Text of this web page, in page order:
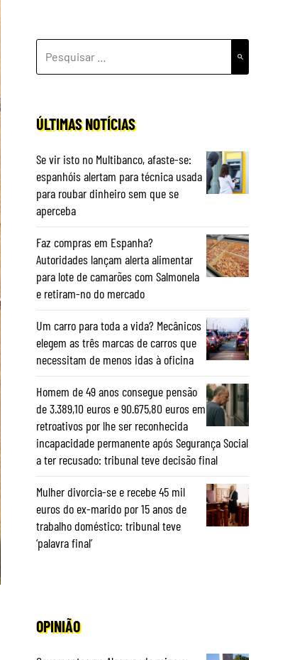
POR:
ÚLTIMAS NOTÍCIAS
Se vir isto no Multibanco, afaste-se:
espanhóis alertam para técnica usada
para roubar dinheiro sem que se
aperceba
Faz compras em Espanha?
Autoridades lançam alerta alimentar
para lote de camarões com Salmonela
e retiram-no do mercado
Um carro para toda a vida? Mecânicos
elegem as três marcas de carros que
necessitam de menos idas à oficina
Homem de 49 anos consegue pensão
de 3.389,10 euros e 90.675,80 euros em
retroativos por lhe ser reconhecida
incapacidade permanente após Segurança Social
a ter recusado: tribunal teve decisão final
Mulher divorcia-se e recebe 45 mil
euros do ex-marido por 15 anos de
trabalho doméstico: tribunal teve
‘palavra final’
OPINIÃO